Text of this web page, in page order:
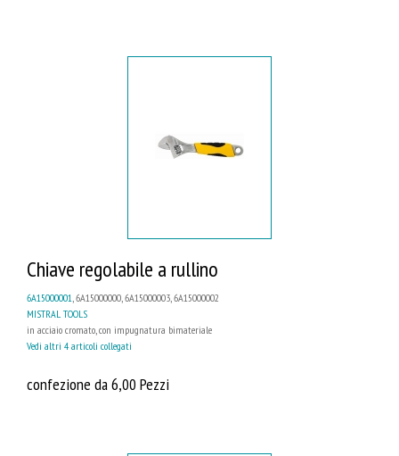
Chiave regolabile a rullino
6A15000001 , 6A15000000, 6A15000003, 6A15000002
MISTRAL TOOLS
in acciaio cromato, con impugnatura bimateriale
Vedi altri 4 articoli collegati
confezione da 6,00 Pezzi